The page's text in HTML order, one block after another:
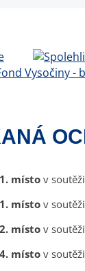
1. místo v soutěži
1. místo v soutěži
2. místo v soutěži
4. místo v soutěži